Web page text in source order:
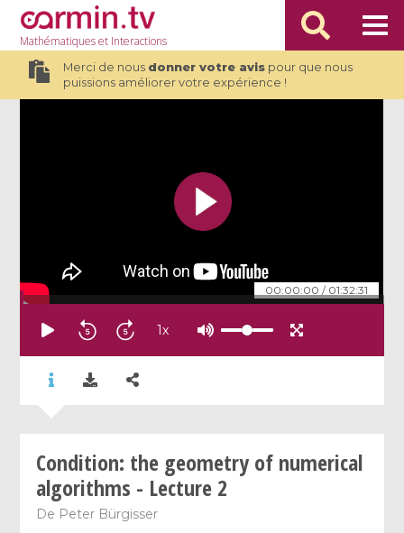
Mathématiqueset Interactions
Merci de nous donner votre avispour que nous
puissions améliorer votre expérience !
00:00:00 / 01:32:31
1x
Condition: the geometry of numerical
algorithms - Lecture 2
De Peter Bürgisser